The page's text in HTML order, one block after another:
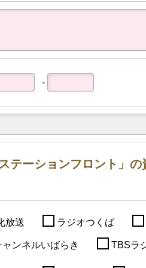
‐
テーションフロント」
放送 ラジオつくば
ンネルいばらき TBSラ